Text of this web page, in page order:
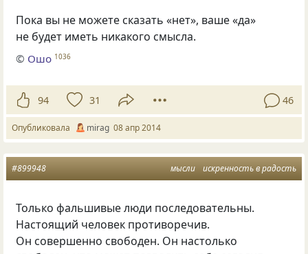
Пока вы не можете сказать «нет», ваше«да»
не будет иметь никакого смысла.
© Ошо 1036
94 31 46
Опубликовала mirag 08 апр 2014
мысли искренность в радость
#899948
Только фальшивые люди последовательны.
Настоящий человек противоречив.
Он совершенно свободен. Он настолько